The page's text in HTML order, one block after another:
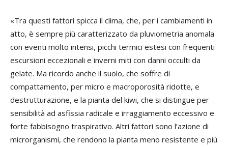
«Tra questi fattori spicca il clima, che, per i cambiamenti in
atto, è sempre più caratterizzato da pluviometria anomala
con eventi molto intensi, picchi termici estesi con frequenti
escursioni eccezionali e inverni miti con danni occulti da
gelate. Ma ricordo anche il suolo, che soffre di
compattamento, per micro e macroporosità ridotte, e
destrutturazione, e la pianta del kiwi, che si distingue per
sensibilità ad asfissia radicale e irraggiamento eccessivo e
forte fabbisogno traspirativo. Altri fattori sono l’azione di
microrganismi, che rendono la pianta meno resistente e più